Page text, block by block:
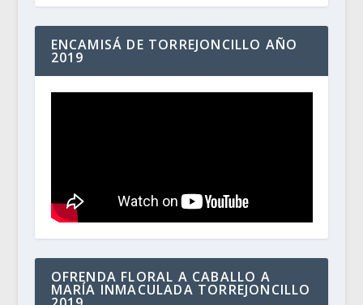
ENCAMISÁ DE TORREJONCILLO AÑO
2019
OFRENDA FLORAL A CABALLO A
MARÍA INMACULADA TORREJONCILLO